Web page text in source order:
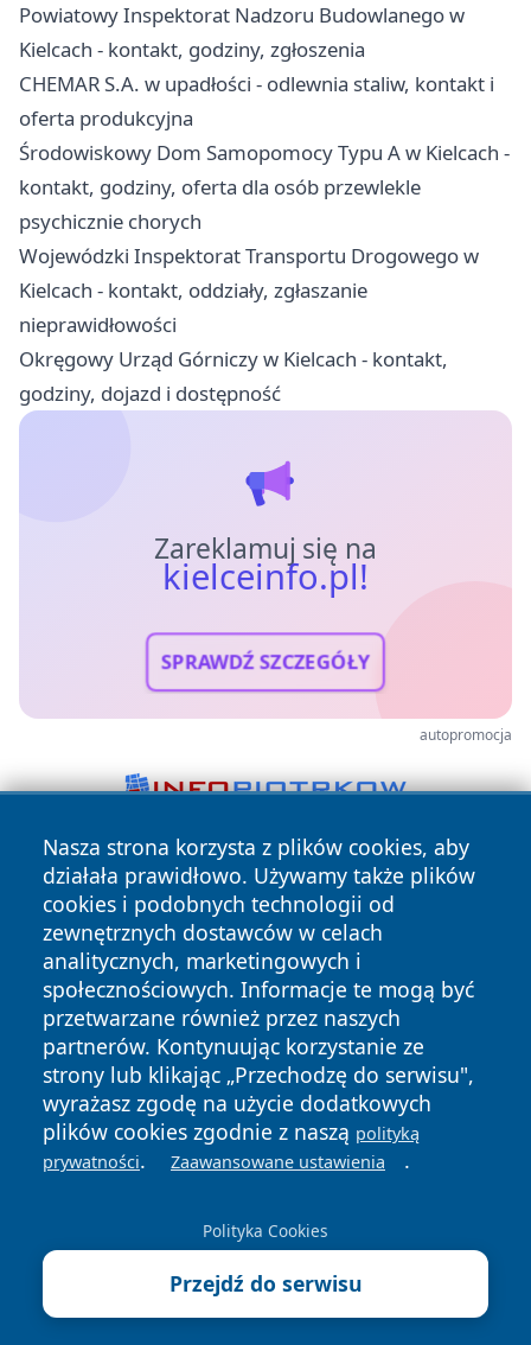
Powiatowy Inspektorat Nadzoru Budowlanego w
Kielcach - kontakt, godziny, zgłoszenia
CHEMAR S.A. w upadłości - odlewnia staliw, kontakt i
oferta produkcyjna
Środowiskowy Dom Samopomocy Typu A w Kielcach -
kontakt, godziny, oferta dla osób przewlekle
psychicznie chorych
Wojewódzki Inspektorat Transportu Drogowego w
Kielcach - kontakt, oddziały, zgłaszanie
nieprawidłowości
Okręgowy Urząd Górniczy w Kielcach - kontakt,
godziny, dojazd i dostępność
Zareklamuj się na
kielceinfo.pl!
SPRAWDŹ SZCZEGÓŁY
autopromocja
Nasza strona korzysta z plików cookies, aby
działała prawidłowo. Używamy także plików
cookies i podobnych technologii od
zewnętrznych dostawców w celach
analitycznych, marketingowych i
społecznościowych. Informacje te mogą być
przetwarzane również przez naszych
partnerów. Kontynuując korzystanie ze
strony lub klikając „Przechodzę do serwisu",
wyrażasz zgodę na użycie dodatkowych
plików cookies zgodnie z naszą polityką
prywatności. Zaawansowane ustawienia .
Polityka Cookies
Przejdź do serwisu
Copyright © 2026 kielceinfo.pl Wszystkie prawa zastrzeżone.
News Autorzy
Polityka
Prywatności
Polityka
Cookies